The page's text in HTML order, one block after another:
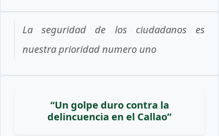
La seguridad de los ciudadanos es
nuestra prioridad numero uno
“Un golpe duro contra la
delincuencia en el Callao”